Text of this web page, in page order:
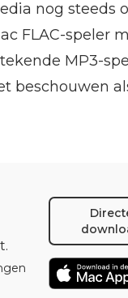
nog steeds
FLAC-speler
MP3-
beschouwen